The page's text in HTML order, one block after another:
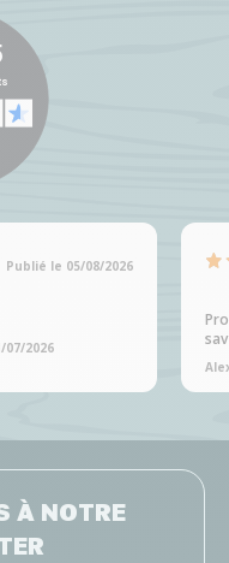
Publié le 05/08/2026
2026
À NOTRE